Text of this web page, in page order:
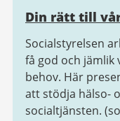
Din rätt till
Socialstyrelsen
få god och jämlik
behov. Här
att stödja hälso-
socialtjänsten.